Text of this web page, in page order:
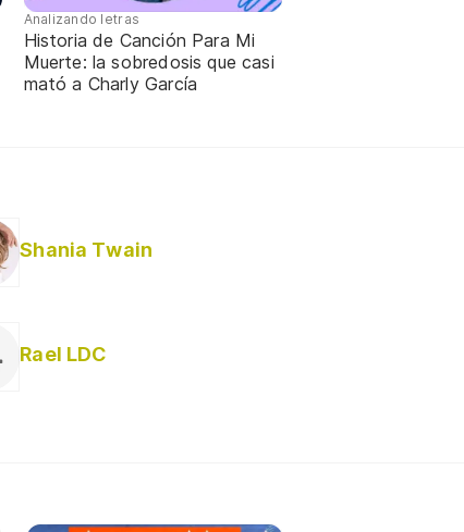
Analizando letras
Historia de Canción Para Mi
Muerte: la sobredosis que casi
mató a Charly García
Shania Twain
Rael LDC